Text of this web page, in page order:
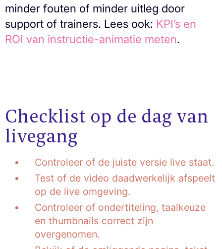
minder fouten of minder uitleg door
support of trainers. Lees ook: KPI’s en
ROI van instructie-animatie meten.
Checklist op de dag van
livegang
Controleer of de juiste versie live staat.
Test of de video daadwerkelijk afspeelt
op de live omgeving.
Controleer of ondertiteling, taalkeuze
en thumbnails correct zijn
overgenomen.